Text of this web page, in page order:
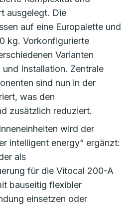
ausgelegt. Die
auf eine Europalette und
kg. Vorkonfigurierte
Varianten
Installation. Zentrale
sind nun in der
was den
zusätzlich reduziert.
wird der
intelligent energy“ ergänzt:
als
für die Vitocal 200-A
bauseitig flexibler
einsetzen oder